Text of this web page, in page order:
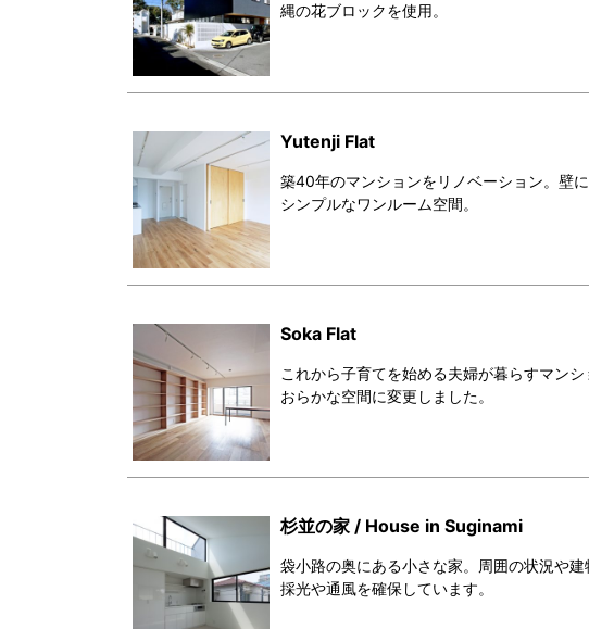
縄の花ブロックを使用。
Yutenji Flat
築40年のマンションをリノベーション。壁
シンプルなワンルーム空間。
Soka Flat
これから子育てを始める夫婦が暮らすマン
おらかな空間に変更しました。
杉並の家 / House in Suginami
袋小路の奥にある小さな家。周囲の状況や
採光や通風を確保しています。